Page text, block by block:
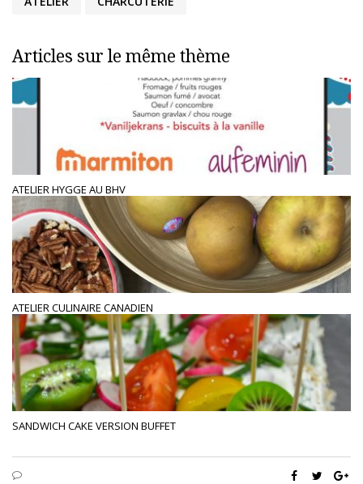
Articles sur le même thème
ATELIER HYGGE AU BHV
ATELIER CULINAIRE CANADIEN
SANDWICH CAKE VERSION BUFFET